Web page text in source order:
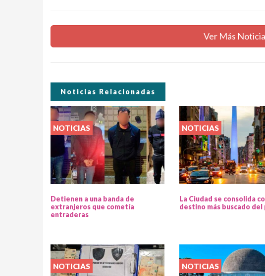
Ver Más
Noticias Relacionadas
NOTICIAS
Detienen a una banda de
extranjeros que cometía
entraderas
NOTICIAS
La Ciudad se consolida
destino más buscado del
NOTICIAS NOTICIAS